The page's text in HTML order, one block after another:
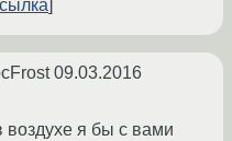
09.03.2016
я бы с вами